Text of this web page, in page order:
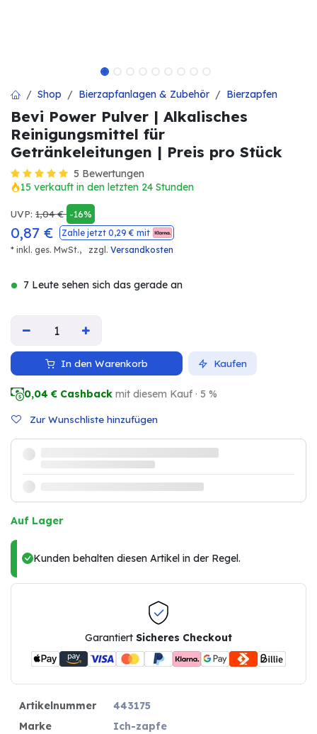
Shop Bierzapfanlagen & Zubehör Bierzapfen
Bevi Power Pulver | Alkalisches
Reinigungsmittel für
Getränkeleitungen | Preis pro Stück
5 Bewertungen
15 verkauft in den letzten 24 Stunden
UVP: 1,04€ -16%
0,87 € Zahle jetzt 0,29 € mit
* inkl. ges. MwSt.,
zzgl. Versandkosten
7 Leute sehen sich das gerade an
In den Warenkorb Kaufen
0,04 € Cashback mit diesem Kauf · 5 %
Zur Wunschliste hinzufügen
Auf Lager
Kunden behalten diesen Artikel in der Regel.
Garantiert Sicheres Checkout
Artikelnummer
443175
Marke
Ich-zapfe